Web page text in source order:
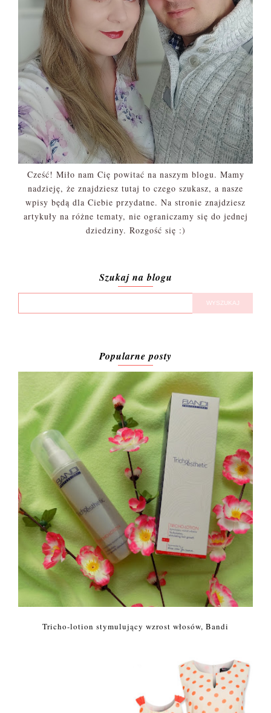
Cześć! Miło nam Cię powitać na naszym blogu. Mamy
nadzieję, że znajdziesz tutaj to czego szukasz, a nasze
wpisy będą dla Ciebie przydatne. Na stronie znajdziesz
artykuły na różne tematy, nie ograniczamy się do jednej
dziedziny. Rozgość się :)
Szukaj na blogu
Popularne posty
Tricho-lotion stymulujący wzrost włosów, Bandi